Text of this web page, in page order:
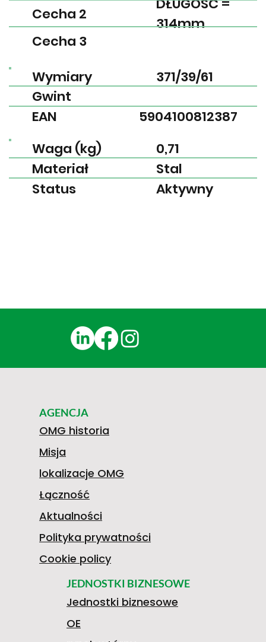
EAN
Gwint
Wymiary
5904100812387
371/39/61
Waga (kg)
Materiał
Status
0,71
Stal
Aktywny
Cecha 2
Cecha 3
DŁUGOŚĆ =
314mm
JEDNOSTKI BIZNESOWE
Jednostki biznesowe
OE
AGENCJA
OMG historia
Misja
lokalizacje OMG
Łączność
Aktualności
Polityka prywatności
Cookie policy